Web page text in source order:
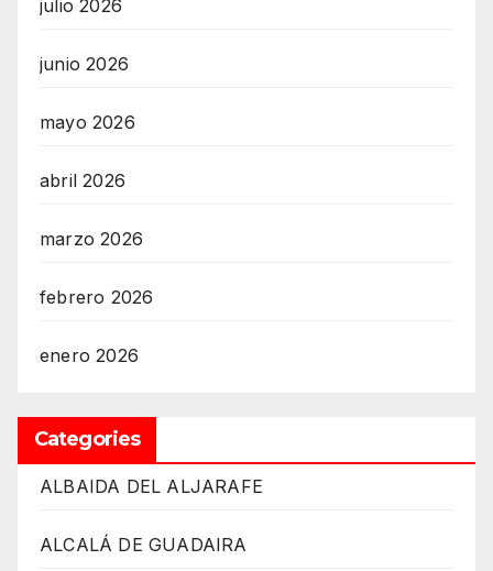
julio 2026
junio 2026
mayo 2026
abril 2026
marzo 2026
febrero 2026
enero 2026
Categories
ALBAIDA DEL ALJARAFE
ALCALÁ DE GUADAIRA